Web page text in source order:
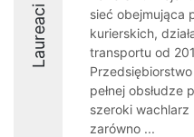
Laureaci
sieć obejmująca
kurierskich,
transportu od
pełnej obsłudze
szeroki wachlarz
zarówno ...